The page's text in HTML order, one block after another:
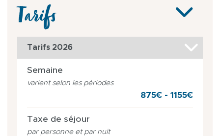
Tarifs
Tarifs 2026
Semaine
varient selon les périodes
875€ - 1155€
Taxe de séjour
par personne et par nuit